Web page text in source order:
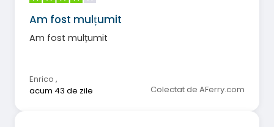
Am fost mulțumit
Am fost mulțumit
Enrico ,
acum 43 de zile
Colectat de AFerry.com